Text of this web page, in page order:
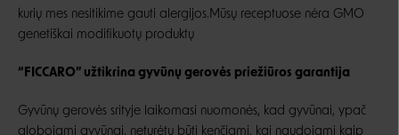
kurių mes nesitikime gauti alergijos.Mūsų receptuose nėra GMO
genetiškai modifikuotų produktų
“FICCARO” užtikrina gyvūnų gerovės priežiūros garantija
Gyvūnų gerovės srityje laikomasi nuomonės, kad gyvūnai, ypač
globojami gyvūnai, neturėtų būti kenčiami, kai naudojami kaip